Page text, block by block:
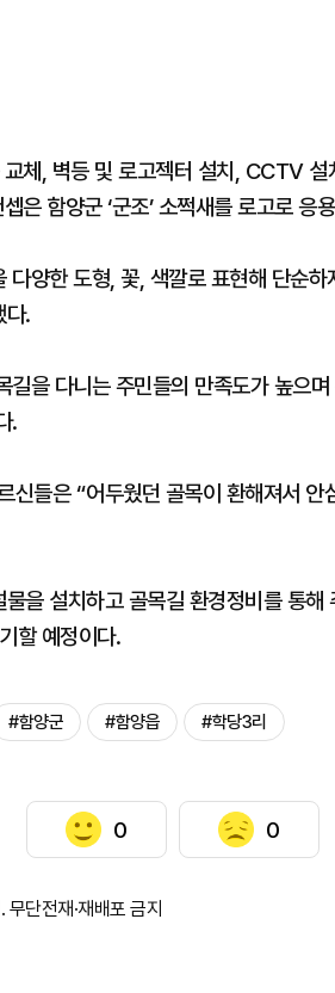
체, 벽등 및 로고젝터 설치, CCTV
은 함양군 ‘군조’ 소쩍새를 로고로 응
다양한 도형, 꽃, 색깔로 표현해 단순
다.
길을 다니는 주민들의 만족도가 높으
.
신들은 “어두웠던 골목이 환해져서 안
을 설치하고 골목길 환경정비를 통
할 예정이다.
#함양군 #함양읍 #학당3리
0 0
단전재·재배포 금지